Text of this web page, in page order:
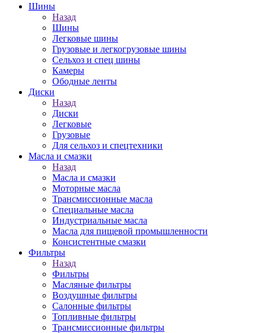
Шины
Назад
Шины
Легковые шины
Грузовые и легкогрузовые шины
Сельхоз и спец шины
Камеры
Ободные ленты
Диски
Назад
Диски
Легковые
Грузовые
Для сельхоз и спецтехники
Масла и смазки
Назад
Масла и смазки
Моторные масла
Трансмиссионные масла
Специальные масла
Индустриальные масла
Масла для пищевой промышленности
Консистентные смазки
Фильтры
Назад
Фильтры
Масляные фильтры
Воздушные фильтры
Салонные фильтры
Топливные фильтры
Трансмиссионные фильтры